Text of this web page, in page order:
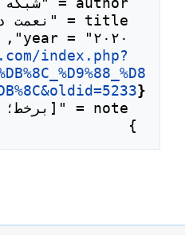
index.php?
}